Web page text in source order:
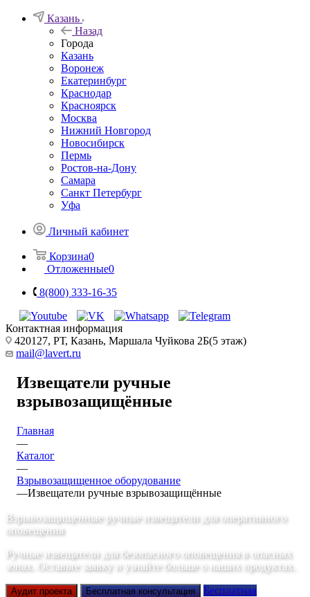
Казань
Назад
Города
Казань
Воронеж
Екатеринбург
Краснодар
Красноярск
Москва
Нижний Новгород
Новосибирск
Пермь
Ростов-на-Дону
Самара
Санкт Петербург
Уфа
Личный кабинет
Корзина0
Отложенные0
8(800) 333-16-35
Контактная информация
420127, РТ, Казань, Маршала Чуйкова 2Б(5 этаж)
mail@lavert.ru
Извещатели ручные
взрывозащищённые
Главная
—
Каталог
—
Взрывозащищенное оборудование
—Извещатели ручные взрывозащищённые
Взрывозащищенные ручные извещатели для оперативного
оповещения
Ручные извещатели для безопасного оповещения в опасных
зонах. Оставьте заявку и узнайте больше о наших продуктах.
Аудит проекта Бесплатная консультация
Бесплатная